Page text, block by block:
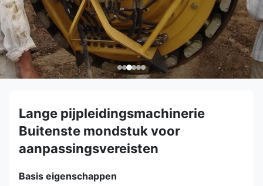
Lange pijpleidingsmachinerie
Buitenste mondstuk voor
aanpassingsvereisten
Basis eigenschappen